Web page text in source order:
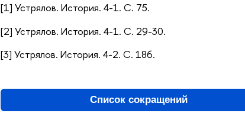
[1] Устрялов. История. 4-1. С. 75.
[2] Устрялов. История. 4-1. С. 29-30.
[3] Устрялов. История. 4-2. С. 186.
Список сокращений